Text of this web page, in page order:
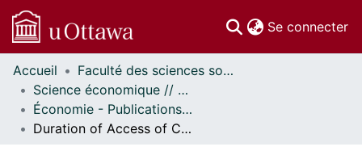
Se connecter
Communautés
et collections
Parcourir
Statistiques
Accueil
Faculté des sciences sociales // Faculty of Social Sciences
Science économique // Economics
Économie - Publications // Economics - Working Papers
Duration of Access of Canadian Immigrants to the First Job in Intended Occupation